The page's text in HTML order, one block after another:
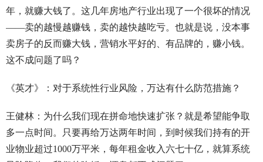
年，就赚大钱了。这几年房地产行业出现了一个很坏的情况
——卖的越慢越赚钱，卖的越快越吃亏。也就是说，没本事
卖房子的反而赚大钱，营销水平好的、有品牌的，赚小钱。
这不成问题了吗？
《英才》：对于系统性行业风险，万达有什么防范措施？
王健林：为什么我们现在拼命地快速扩张？就是希望能争取
多一点时间。只要再给万达两年时间，到时候我们持有的开
业物业超过1000万平米，每年租金收入六七十亿，就算系统